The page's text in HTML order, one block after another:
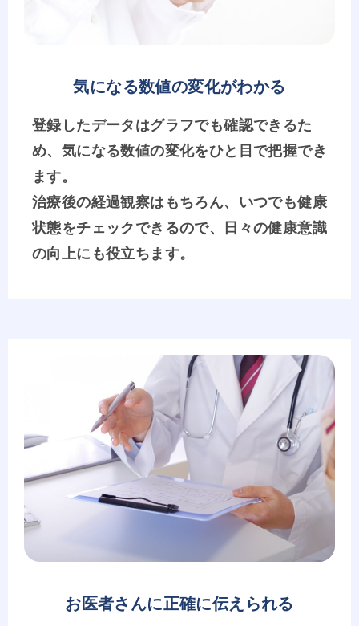
気になる数値の変化がわかる
登録したデータはグラフでも確認できるた
め、気になる数値の変化をひと目で把握でき
ます。
治療後の経過観察はもちろん、いつでも健康
状態をチェックできるので、日々の健康意識
の向上にも役立ちます。
お医者さんに正確に伝えられる